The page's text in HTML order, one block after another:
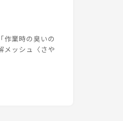
基準
作業時の臭いの
メッシュ〈さや